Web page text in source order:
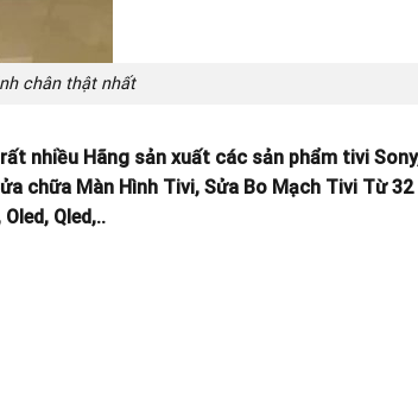
chân thật nhất
nhiều Hãng sản xuất các sản phẩm tivi
chữa Màn Hình Tivi, Sửa Bo Mạch Tivi Từ
Qled,..